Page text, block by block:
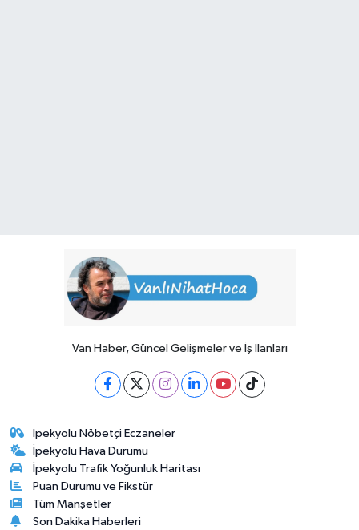
Van Haber, Güncel Gelişmeler ve İş İlanları
İpekyolu Nöbetçi Eczaneler
İpekyolu Hava Durumu
İpekyolu Trafik Yoğunluk Haritası
Puan Durumu ve Fikstür
Tüm Manşetler
Son Dakika Haberleri